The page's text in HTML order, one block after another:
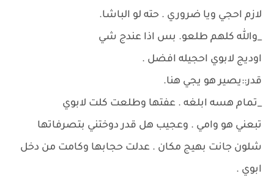
لازم احجي ويا ضروري . حته لو الباشا.
_والله كلهم طلعو. بس اذا عندج شي
اوديج لابوي احجيله افضل .
قدر::يصير هو يجي هنا.
_تمام هسه ابلغه . عفتها وطلعت كلت لابوي
تبعني هو وامي . وعجيب هل قدر دوختني بتصرفاتها
شلون جانت بهيج مكان . عدلت حجابها وكامت من دخل
ابوي .